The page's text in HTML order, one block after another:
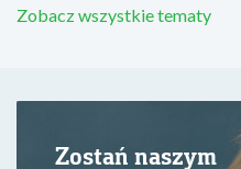
Zobacz wszystkie tematy
Zostań naszym